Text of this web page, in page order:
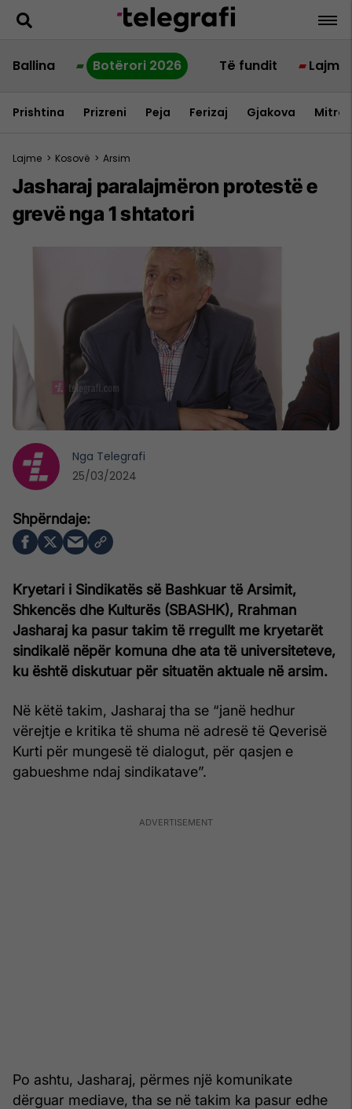
Ballina Botërori 2026 Të fundit Lajme
Prishtina Prizreni Peja Ferizaj Gjakova
Lajme > Kosovë > Arsim
Jasharaj paralajmëron protestë e
grevë nga 1 shtatori
Kryetari i Sindikatës së Bashkuar të Arsimit,
Shkencës dhe Kulturës (SBASHK), Rrahman
Jasharaj ka pasur takim të rregullt me kryetarët
sindikalë nëpër komuna dhe ata të universiteteve,
ku është diskutuar për situatën aktuale në arsim.
Në këtë takim, Jasharaj tha se “janë hedhur
vërejtje e kritika të shuma në adresë të Qeverisë
Kurti për mungesë të dialogut, për qasjen e
gabueshme ndaj sindikatave”.
Po ashtu, Jasharaj, përmes një komunikate
dërguar mediave, tha se në takim ka pasur edhe
Nga Telegrafi
25/03/2024